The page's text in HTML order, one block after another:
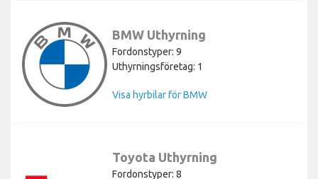
BMW Uthyrning
Fordonstyper: 9
Uthyrningsföretag: 1
Visa hyrbilar för BMW
Toyota Uthyrning
Fordonstyper: 8